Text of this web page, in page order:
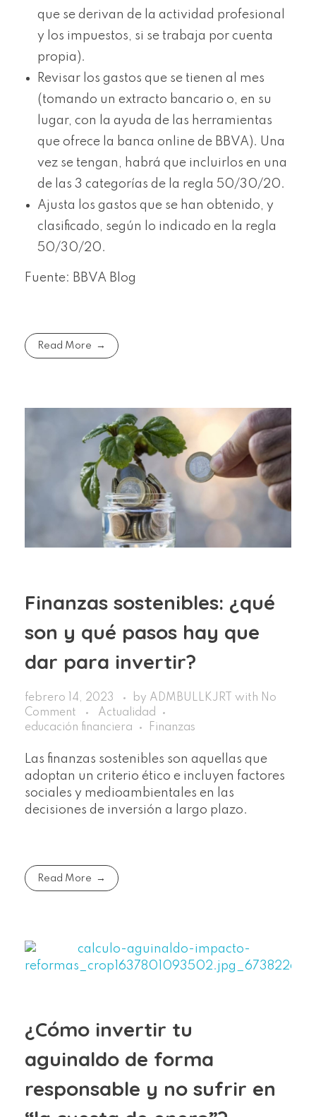
que se derivan de la actividad profesional
y los impuestos, si se trabaja por cuenta
propia).
Revisar los gastos que se tienen al mes
(tomando un extracto bancario o, en su
lugar, con la ayuda de las herramientas
que ofrece la banca online de BBVA). Una
vez se tengan, habrá que incluirlos en una
de las 3 categorías de la regla 50/30/20.
Ajusta los gastos que se han obtenido, y
clasificado, según lo indicado en la regla
50/30/20.
Fuente: BBVA Blog
Read More
Finanzas sostenibles: ¿qué
son y qué pasos hay que
dar para invertir?
febrero 14, 2023 by ADMBULLKJRT with No
Comment
Actualidad
educación financiera
Finanzas
Las finanzas sostenibles son aquellas que
adoptan un criterio ético e incluyen factores
sociales y medioambientales en las
decisiones de inversión a largo plazo.
Read More
¿Cómo invertir tu
aguinaldo de forma
responsable y no sufrir en